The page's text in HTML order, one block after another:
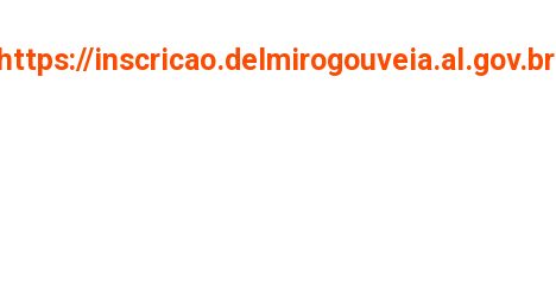
https://inscricao.delmirogouveia.al.gov.br